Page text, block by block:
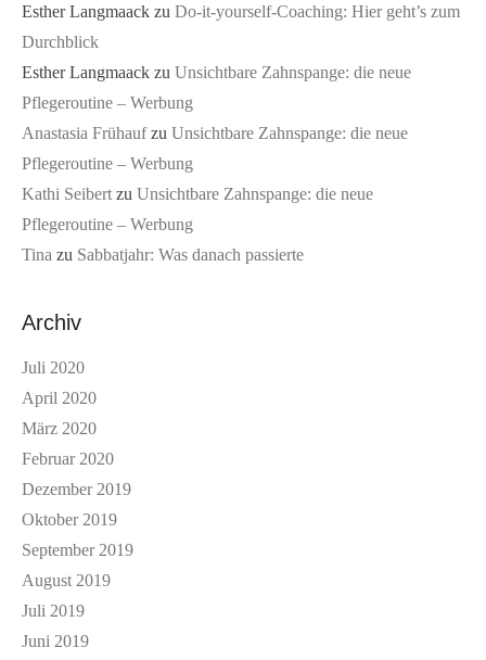
Esther Langmaack zu Do-it-yourself-Coaching: Hier geht’s zum
Durchblick
Esther Langmaack zu Unsichtbare Zahnspange: die neue
Pflegeroutine – Werbung
Anastasia Frühaufzu Unsichtbare Zahnspange: die neue
Pflegeroutine – Werbung
Kathi Seibert zu Unsichtbare Zahnspange: die neue
Pflegeroutine – Werbung
Tina zu Sabbatjahr: Was danach passierte
Archiv
Juli 2020
April 2020
März 2020
Februar 2020
Dezember 2019
Oktober 2019
September 2019
August 2019
Juli 2019
Juni 2019